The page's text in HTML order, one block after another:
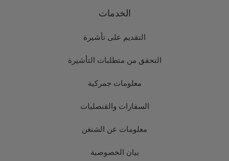
الخدمات
التقديم على تأشيرة
التحقق من متطلبات التأشيرة
معلومات جمركية
السفارات والقنصليات
معلومات عن الشنغن
بيان الخصوصية